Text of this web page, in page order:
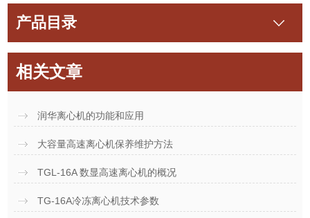
产品目录
相关文章
润华离心机的功能和应用
大容量高速离心机保养维护方法
TGL-16A 数显高速离心机的概况
TG-16A冷冻离心机技术参数